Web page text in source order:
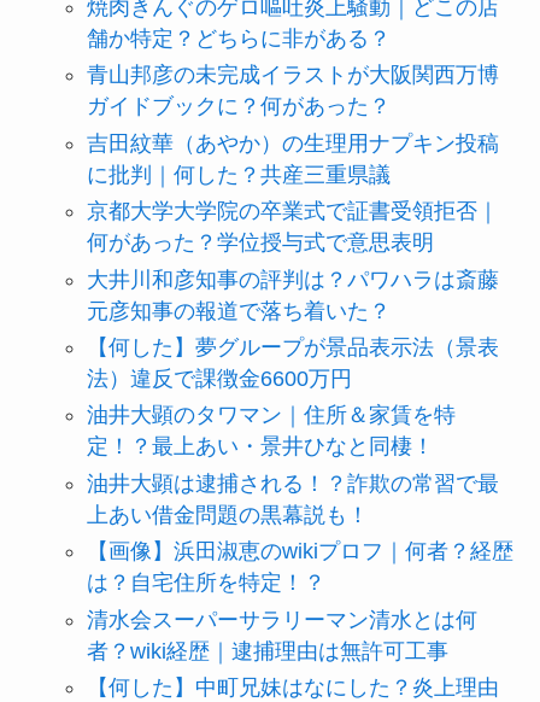
焼肉きんぐのゲロ嘔吐炎上騒動｜どこの店
舗か特定？どちらに非がある？
青山邦彦の未完成イラストが大阪関西万博
ガイドブックに？何があった？
吉田紋華（あやか）の生理用ナプキン投稿
に批判｜何した？共産三重県議
京都大学大学院の卒業式で証書受領拒否｜
何があった？学位授与式で意思表明
大井川和彦知事の評判は？パワハラは斎藤
元彦知事の報道で落ち着いた？
【何した】夢グループが景品表示法（景表
法）違反で課徴金6600万円
油井大顕のタワマン｜住所＆家賃を特
定！？最上あい・景井ひなと同棲！
油井大顕は逮捕される！？詐欺の常習で最
上あい借金問題の黒幕説も！
【画像】浜田淑恵のwikiプロフ｜何者？経歴
は？自宅住所を特定！？
清水会スーパーサラリーマン清水とは何
者？wiki経歴｜逮捕理由は無許可工事
【何した】中町兄妹はなにした？炎上理由